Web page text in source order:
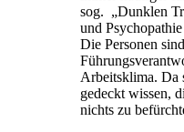
sog. „Dunklen
und
Die Personen
Arbeitsklima. Da
gedeckt wissen,
nichts zu